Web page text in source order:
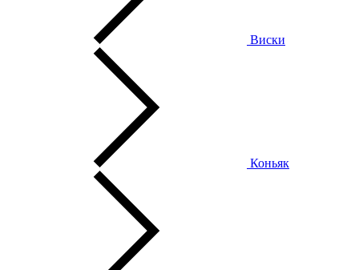
Виски
Коньяк